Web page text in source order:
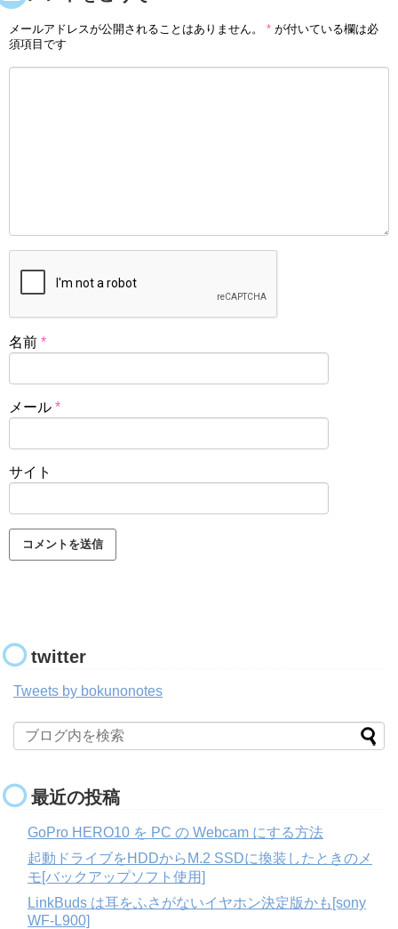
メールアドレスが公開されることはありません。 * が付いている欄は必
須項目です
名前 *
メール *
サイト
twitter
Tweets by bokunonotes
最近の投稿
GoPro HERO10 を PC の Webcam にする方法
起動ドライブをHDDからM.2 SSDに換装したときのメ
モ[バックアップソフト使用]
LinkBuds は耳をふさがないイヤホン決定版かも[sony
WF-L900]